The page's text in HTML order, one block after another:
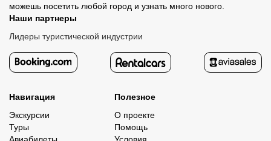
можешь посетить любой город и узнать много нового.
Наши партнеры
Лидеры туристической индустрии
Навигация
Экскурсии
Туры
Полезное
О проекте
Помощь